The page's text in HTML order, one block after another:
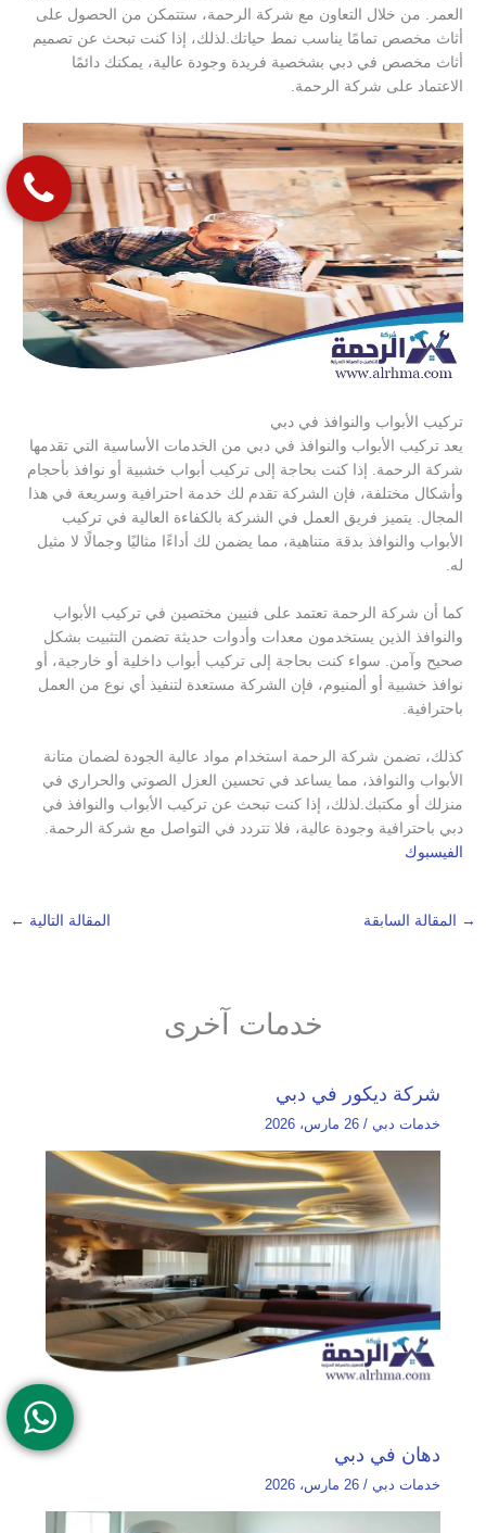
العمر. من خلال التعاون مع شركة الرحمة، ستتمكن من الحصول على
أثاث مخصص تمامًا يناسب نمط حياتك.لذلك، إذا كنت تبحث عن تصميم
أثاث مخصص في دبي بشخصية فريدة وجودة عالية، يمكنك دائمًا
الاعتماد على شركة الرحمة.
تركيب الأبواب والنوافذ في دبي
يعد تركيب الأبواب والنوافذ في دبي من الخدمات الأساسية التي تقدمها
شركة الرحمة. إذا كنت بحاجة إلى تركيب أبواب خشبية أو نوافذ بأحجام
وأشكال مختلفة، فإن الشركة تقدم لك خدمة احترافية وسريعة في هذا
المجال. يتميز فريق العمل في الشركة بالكفاءة العالية في تركيب
الأبواب والنوافذ بدقة متناهية، مما يضمن لك أداءًا مثاليًا وجمالًا لا مثيل
له.
كما أن شركة الرحمة تعتمد على فنيين مختصين في تركيب الأبواب
والنوافذ الذين يستخدمون معدات وأدوات حديثة تضمن التثبيت بشكل
صحيح وآمن. سواء كنت بحاجة إلى تركيب أبواب داخلية أو خارجية، أو
نوافذ خشبية أو ألمنيوم، فإن الشركة مستعدة لتنفيذ أي نوع من العمل
باحترافية.
كذلك، تضمن شركة الرحمة استخدام مواد عالية الجودة لضمان متانة
الأبواب والنوافذ، مما يساعد في تحسين العزل الصوتي والحراري في
منزلك أو مكتبك.لذلك، إذا كنت تبحث عن تركيب الأبواب والنوافذ في
دبي باحترافية وجودة عالية، فلا تتردد في التواصل مع شركة الرحمة.
الفيسبوك
→ المقالة السابقة المقالة التالية ←
خدمات آخرى
شركة ديكور في دبي
خدمات دبي / 26 مارس، 2026
دهان في دبي
خدمات دبي / 26 مارس، 2026